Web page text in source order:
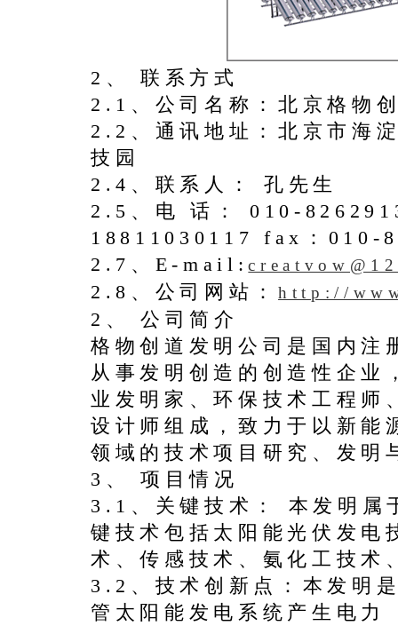
2、 联系方式
2.1、公司名称：北京格物
2.2、通讯地址：北京市海
技园
2.4、联系人： 孔先生
2.5、电 话： 010-
18811030117 fax：010-
2.7、E-mail:
2.8、公司网站：http://
2、 公司简介
格物创道发明公司是国内注
从事发明创造的创造性企业
业发明家、环保技术工程师
设计师组成，致力于以新能
领域的技术项目研究、发明
3、 项目情况
3.1、关键技术： 本发明属
键技术包括太阳能光伏发电
术、传感技术、氨化工技术
3.2、技术创新点：本发明
管太阳能发电系统产生电力